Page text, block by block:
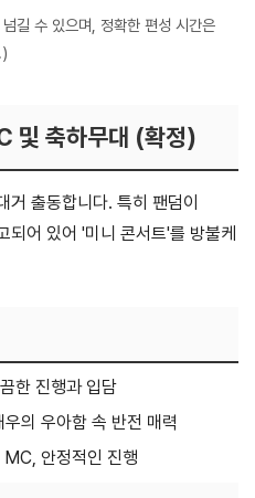
길 수 있으며, 정확한 편성 시간은
및 축하무대 (확정)
출동합니다. 특히 팬덤이
어 있어 '미니 콘서트'를 방불케
한 진행과 입담
의 우아함 속 반전 매력
안정적인 진행